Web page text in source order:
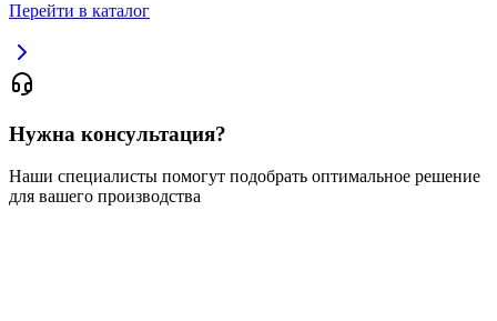
Перейти в каталог
Нужна консультация?
Наши специалисты помогут подобрать оптимальное решение
для вашего производства